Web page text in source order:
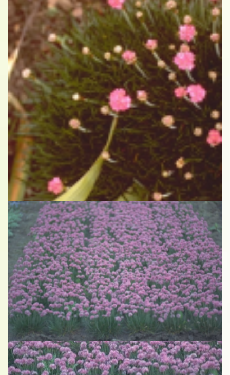
Engels gras
Armeria maritima 'Splendens Perfecta'